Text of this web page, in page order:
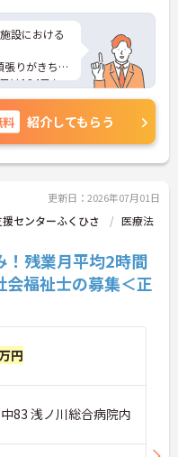
設における
りがきちん
は124日も
勤務いただ
など、さら
ご相談くだ
紹介してもらう
更新日：2026年07月01日
センターふくひさ
医療法
！残業月平均2時間
福祉士の募集＜正
円
83 浅ノ川総合病院内